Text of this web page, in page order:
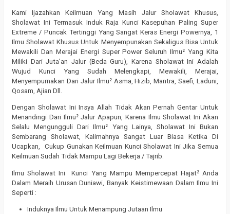
Kami Ijazahkan Keilmuan Yang Masih Jalur Sholawat Khusus,
Sholawat Ini Termasuk Induk Raja Kunci Kasepuhan Paling Super
Extreme / Puncak Tertinggi Yang Sangat Keras Energi Powernya, 1
Ilmu Sholawat Khusus Untuk Menyempunakan Sekaligus Bisa Untuk
Mewakili Dan Merajai Energi Super Power Seluruh Ilmu² Yang Kita
Miliki Dari Juta’an Jalur (Beda Guru), Karena Sholawat Ini Adalah
Wujud Kunci Yang Sudah Melengkapi, Mewakili, Merajai,
Menyempurnakan Dari Jalur Ilmu² Asma, Hizib, Mantra, Saefi, Laduni,
Qosam, Ajian Dll.
Dengan Sholawat Ini Insya Allah Tidak Akan Pernah Gentar Untuk
Menandingi Dari Ilmu² Jalur Apapun, Karena Ilmu Sholawat Ini Akan
Selalu Mengungguli Dari Ilmu² Yang Lainya, Sholawat Ini Bukan
Sembarang Sholawat, Kalimahnya Sangat Luar Biasa Ketika Di
Ucapkan, Cukup Gunakan Keilmuan Kunci Sholawat Ini Jika Semua
Keilmuan Sudah Tidak Mampu Lagi Bekerja / Tajrib.
Ilmu Sholawat Ini Kunci Yang Mampu Mempercepat Hajat² Anda
Dalam Meraih Urusan Duniawi, Banyak Keistimewaan Dalam Ilmu Ini
Seperti :
Induknya Ilmu Untuk Menampung Jutaan Ilmu